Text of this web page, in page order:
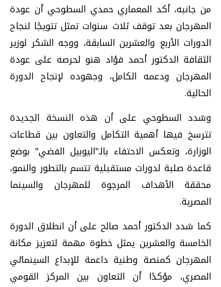
من جانبه، أكد المعماري حمدي السطوحي أن عودة
المهرجان بعد توقف ثلاث سنوات تمثل تتويجًا لنجاح
الدورات الأربع والعشرين السابقة، ووجه الشكر لوزير
الثقافة الدكتور أحمد فؤاد هنو لحرصه على عودة
المهرجان ودعمه الكامل، وجهوده لإنجاح الدورة
الحالية.
وشدد السطوحي على أن هذه النسخة الجديدة
تترسخ فيها أهمية التكامل والتعاون بين قطاعات
الوزارة، وتعكس الاحتفاء بالـ"اليوبيل الفضي" بوضع
قاعدة صلبة لدورات مستقبلية تتسم بالتطور والنمو،
محققة الأهداف المرجوة للمهرجان والسينما
المصرية.
كما شدد الدكتور أحمد صالح على أن انطلاق الدورة
الخامسة والعشرين يمثل خطوة مهمة لتعزيز مكانة
المهرجان كمنصة وطنية داعمة للإبداع السينمائي
المصري، مؤكدًا أن التعاون بين المركز القومي